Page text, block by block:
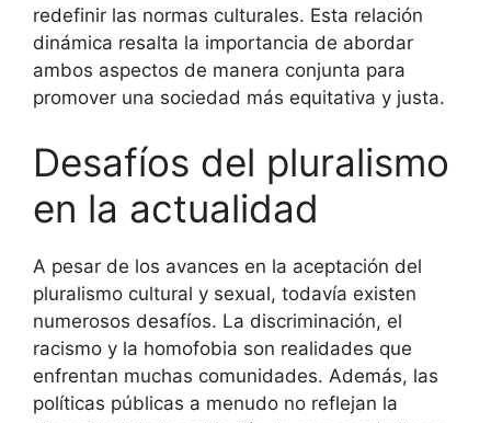
redefinir las normas culturales. Esta relación
dinámica resalta la importancia de abordar
ambos aspectos de manera conjunta para
promover una sociedad más equitativa y justa.
Desafíos del pluralismo
en la actualidad
A pesar de los avances en la aceptación del
pluralismo cultural y sexual, todavía existen
numerosos desafíos. La discriminación, el
racismo y la homofobia son realidades que
enfrentan muchas comunidades. Además, las
políticas públicas a menudo no reflejan la